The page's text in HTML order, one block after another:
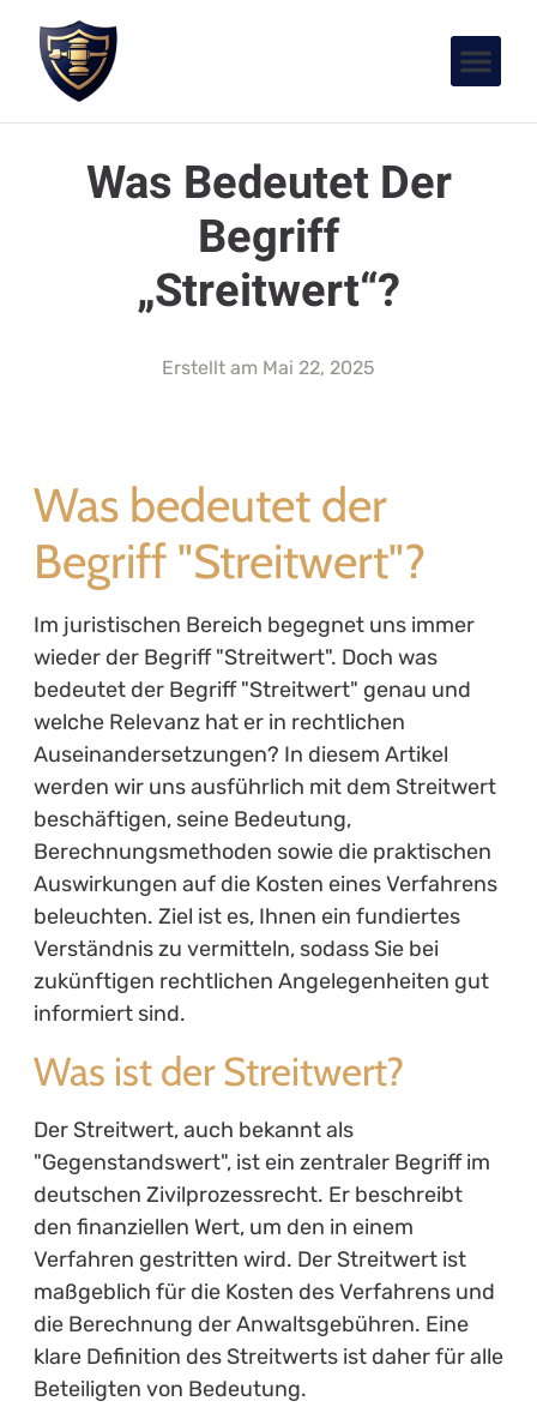
Was Bedeutet Der
Begriff
„Streitwert“?
Erstellt am Mai 22, 2025
Was bedeutet der
Begriff "Streitwert"?
Im juristischen Bereich begegnet uns immer
wieder der Begriff "Streitwert". Doch was
bedeutet der Begriff "Streitwert" genau und
welche Relevanz hat er in rechtlichen
Auseinandersetzungen? In diesem Artikel
werden wir uns ausführlich mit dem Streitwert
beschäftigen, seine Bedeutung,
Berechnungsmethoden sowie die praktischen
Auswirkungen auf die Kosten eines Verfahrens
beleuchten. Ziel ist es, Ihnen ein fundiertes
Verständnis zu vermitteln, sodass Sie bei
zukünftigen rechtlichen Angelegenheiten gut
informiert sind.
Was ist der Streitwert?
Der Streitwert, auch bekannt als
"Gegenstandswert", ist ein zentraler Begriff im
deutschen Zivilprozessrecht. Er beschreibt
den finanziellen Wert, um den in einem
Verfahren gestritten wird. Der Streitwert ist
maßgeblich für die Kosten des Verfahrens und
die Berechnung der Anwaltsgebühren. Eine
klare Definition des Streitwerts ist daher für alle
Beteiligten von Bedeutung.